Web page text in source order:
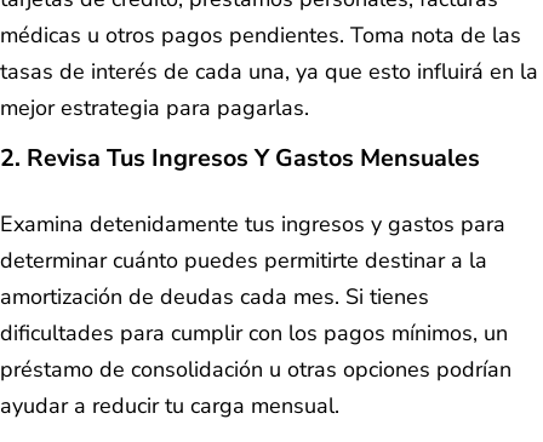
médicas u otros pagos pendientes. Toma nota de las
tasas de interés de cada una, ya que esto influirá en la
mejor estrategia para pagarlas.
2. Revisa Tus Ingresos Y Gastos Mensuales
Examina detenidamente tus ingresos y gastos para
determinar cuánto puedes permitirte destinar a la
amortización de deudas cada mes. Si tienes
dificultades para cumplir con los pagos mínimos, un
préstamo de consolidación u otras opciones podrían
ayudar a reducir tu carga mensual.